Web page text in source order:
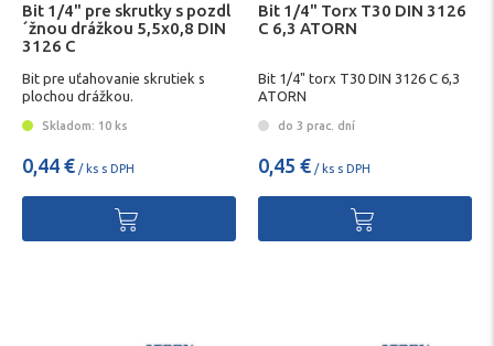
Bit 1/4" pre skrutky s pozdl
´žnou drážkou 5,5x0,8 DIN
3126 C
Bit pre uťahovanie skrutiek s
plochou drážkou.
Skladom: 10 ks
0,44 € / ks s DPH
Bit 1/4" Torx T30 DIN 3126
C 6,3 ATORN
Bit 1/4" torx T30 DIN 3126 C 6,3
ATORN
do 3 prac. dní
0,45 € / ks s DPH